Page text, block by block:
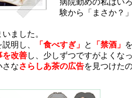
病院勤めの私はい
験から「まさか？
ました。
明し、
「食べすぎ」 と 「禁酒」
を改善し、少しずつですがよくな
さなさらしあ茶の広告を見つけた